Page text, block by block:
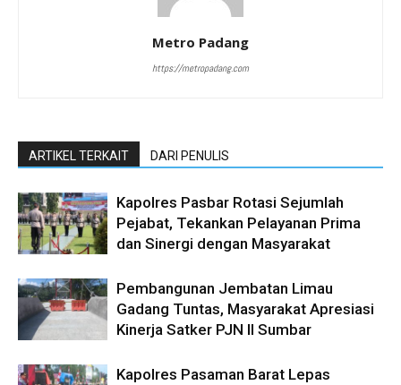
Metro Padang
https://metropadang.com
ARTIKEL TERKAIT DARI PENULIS
Kapolres Pasbar Rotasi Sejumlah
Pejabat, Tekankan Pelayanan Prima
dan Sinergi dengan Masyarakat
Pembangunan Jembatan Limau
Gadang Tuntas, Masyarakat Apresiasi
Kinerja Satker PJN II Sumbar
Kapolres Pasaman Barat Lepas